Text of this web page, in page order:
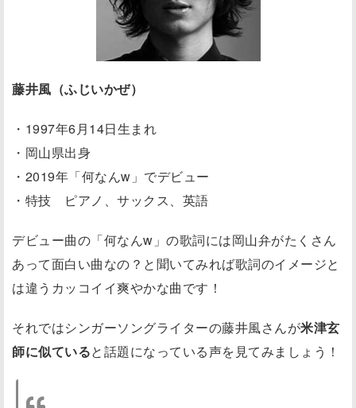
藤井風（ふじいかぜ）
・1997年6月14日生まれ
・岡山県出身
・2019年「何なんw」でデビュー
・特技 ピアノ、サックス、英語
デビュー曲の「何なんw」の歌詞には岡山弁がたくさん
あって面白い曲なの？と聞いてみれば歌詞のイメージと
は違うカッコイイ爽やかな曲です！
それではシンガーソングライターの藤井風さんが米津玄
師に似ていると話題になっている声を見てみましょう！